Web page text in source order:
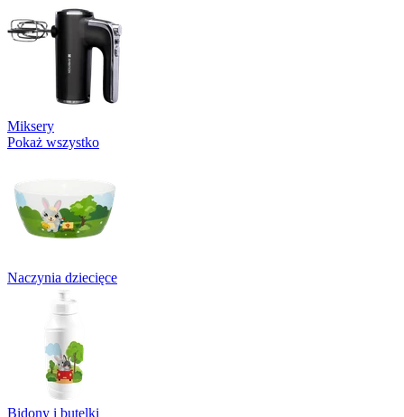
Miksery
Pokaż wszystko
Naczynia dziecięce
Bidony i butelki